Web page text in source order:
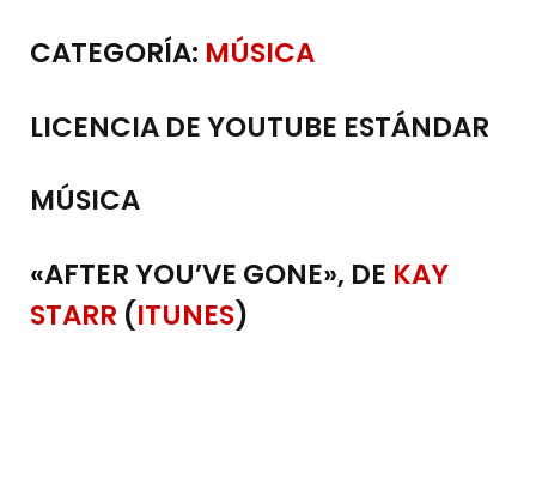
CATEGORÍA: MÚSICA
LICENCIA DE YOUTUBE ESTÁNDAR
MÚSICA
«AFTER YOU’VE GONE», DE KAY
STARR (ITUNES)